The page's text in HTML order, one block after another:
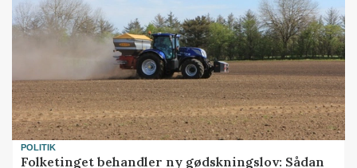
POLITIK
Folketinget behandler ny gødskningslov: Sådan